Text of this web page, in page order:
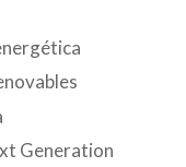
Generation